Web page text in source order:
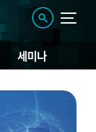
세미나